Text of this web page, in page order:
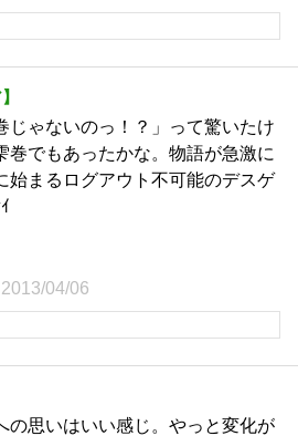
じゃないのっ！？」って驚いたけ
巻でもあったかな。物語が急激に
始まるログアウト不可能のデスゲ
2013/04/06
の思いはいい感じ。やっと変化が